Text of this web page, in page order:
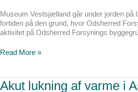
Museum Vestsjælland går under jorden
fortiden på den grund, hvor Odsherred
aktivitet på Odsherred Forsynings
Read More »
Akut lukning af varme i
Akut